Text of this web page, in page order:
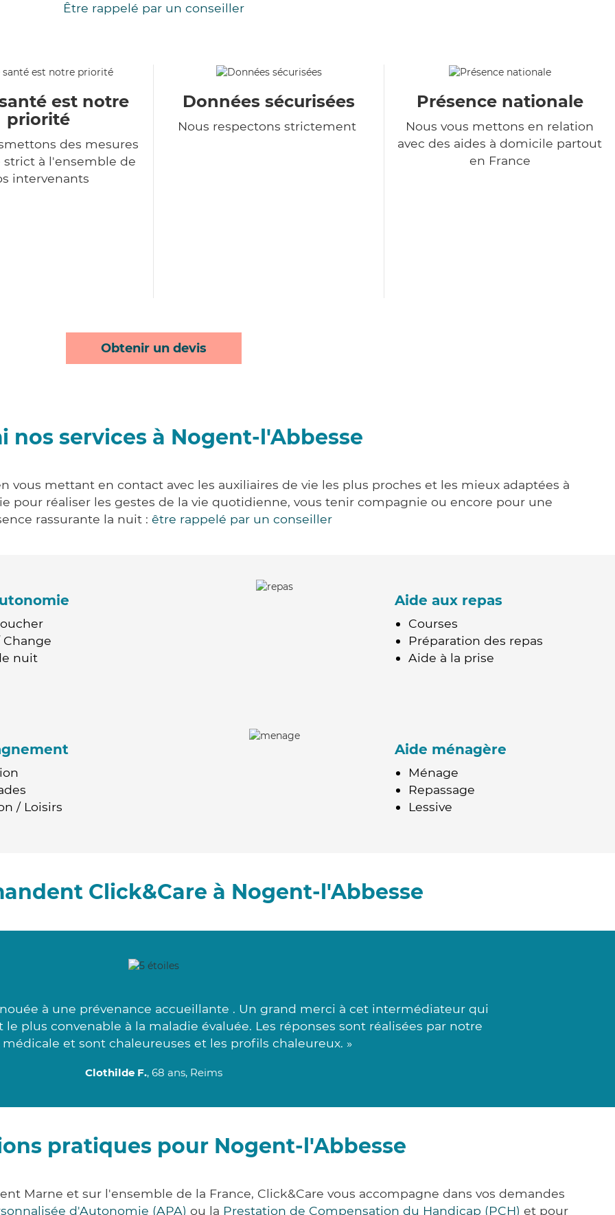
Être rappelé par un conseiller
est notre
priorité
des mesures
strict à l'ensemble de
intervenants
Données sécurisées
Nous respectons strictement
Présence nationale
Nous vous mettons en relation
avec des aides à domicile partout
en France
Obtenir un devis
nos services à Nogent-l'Abbesse
vous mettant en contact avec les auxiliaires de vie les plus proches et les mieux adaptées à
pour réaliser les gestes de la vie quotidienne, vous tenir compagnie ou encore pour une
rassurante la nuit : être rappelé par un conseiller
nuit
Aide aux repas
Courses
Préparation des repas
Aide à la prise
/ Loisirs
Aide ménagère
Ménage
Repassage
Lessive
Click&Care à Nogent-l'Abbesse
à une prévenance accueillante . Un grand merci à cet intermédiateur qui
le plus convenable à la maladie évaluée. Les réponses sont réalisées par notre
et sont chaleureuses et les profils chaleureux. »
Clothilde F., 68 ans, Reims
pratiques pour Nogent-l'Abbesse
Marne et sur l'ensemble de la France, Click&Care vous accompagne dans vos demandes
d'Autonomie (APA) ou la Prestation de Compensation du Handicap (PCH) et pour